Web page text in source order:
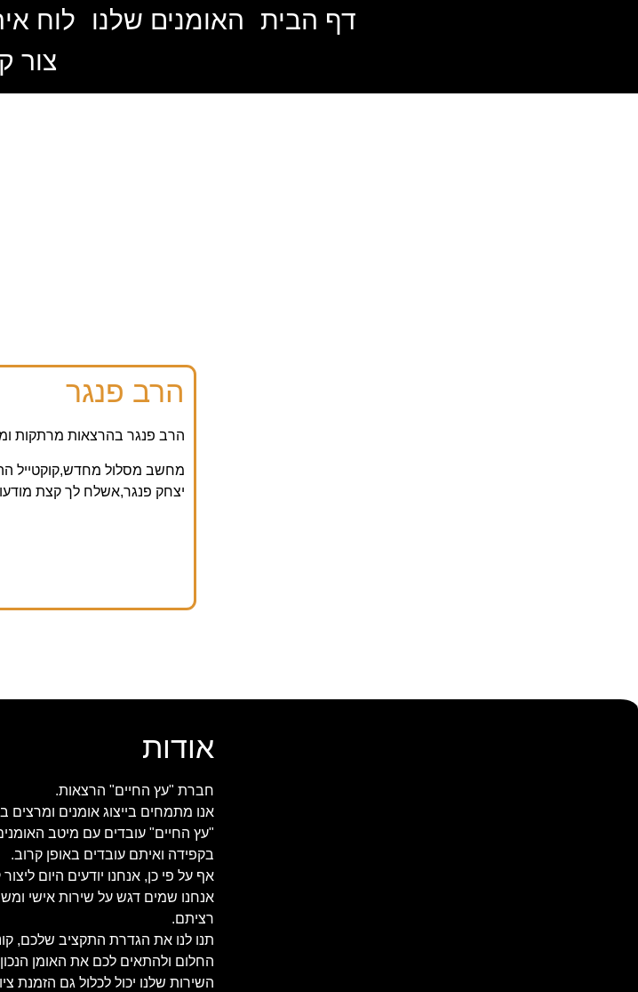
דף הבית האומנים שלנו לוח
צור
הרב פנגר
הרב פנגר בהרצאות מרתקות
מחשב מסלול מחדש,קוקטייל
יצחק פנגר,אשלח לך קצת
אודות
חברת "עץ החיים" הרצאות.
אנו מתמחים בייצוג אומנים
"עץ החיים" עובדים עם מיטב
בקפידה ואיתם עובדים באופן קרוב.
אף על פי כן, אנחנו יודעים היום
אנחנו שמים דגש על שירות אישי
רציתם.
תנו לנו את הגדרת התקציב שלכם,
החלום ולהתאים לכם את האומן
השירות שלנו יכול לכלול גם הזמנת